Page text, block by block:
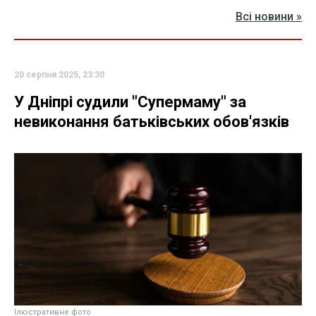
Всі новини »
20 серпня 2025, 23:30
У Дніпрі судили "Супермаму" за
невиконання батьківських обов'язків
Ілюстративне фото